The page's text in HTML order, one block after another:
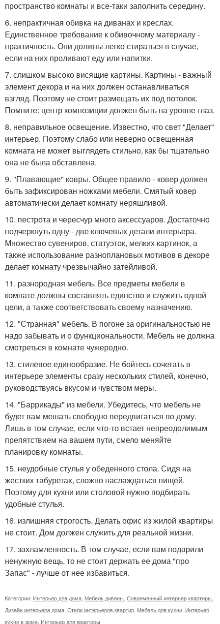
пространство комнаты и все-таки заполнить середину.
6. непрактичная обивка на диванах и креслах.
Единственное требование к обивочному материалу -
практичность. Они должны легко стираться в случае,
если на них проливают еду или напитки.
7. слишком высоко висящие картины. Картины - важный
элемент декора и на них должен останавливаться
взгляд. Поэтому не стоит размещать их под потолок.
Помните: центр композиции должен быть на уровне глаз.
8. неправильное освещение. Известно, что свет "Делает"
интерьер. Поэтому слабо или неверно освещенная
комната не может выглядеть стильно, как бы тщательно
она не была обставлена.
9. "Плавающие" ковры. Общее правило - ковер должен
быть зафиксирован ножками мебели. Смятый ковер
автоматически делает комнату неряшливой.
10. пестрота и чересчур много аксессуаров. Достаточно
подчеркнуть одну - две ключевых детали интерьера.
Множество сувениров, статуэток, мелких картинок, а
также использование разноплановых мотивов в декоре
делает комнату чрезвычайно затейливой.
11. разнородная мебель. Все предметы мебели в
комнате должны составлять единство и служить одной
цели, а также соответствовать своему назначению.
12. "Странная" мебель. В погоне за оригинальностью не
надо забывать и о функциональности. Мебель не должна
смотреться в комнате чужеродно.
13. стилевое единообразие. Не бойтесь сочетать в
интерьере элементы сразу нескольких стилей, конечно,
руководствуясь вкусом и чувством меры.
14. "Баррикады" из мебели. Убедитесь, что мебель не
будет вам мешать свободно передвигаться по дому.
Лишь в том случае, если что-то встает непреодолимым
препятствием на вашем пути, смело меняйте
планировку комнаты.
15. неудобные стулья у обеденного стола. Сидя на
жестких табуретах, сложно наслаждаться пищей.
Поэтому для кухни или столовой нужно подбирать
удобные стулья.
16. излишняя строгость. Делать офис из жилой квартиры
не стоит. Дом должен служить для реальной жизни.
17. захламленность. В том случае, если вам подарили
ненужную вещь, то не стоит держать ее дома "про
Запас" - лучше от нее избавиться.
Категории: Интерьер для дома Мебель диваны Современный интерьер квартиры
Дизайн интерьера дома Стили интерьеров квартир Мебель для кухни Интерьер
кухни в доме Интерьер для квартиры